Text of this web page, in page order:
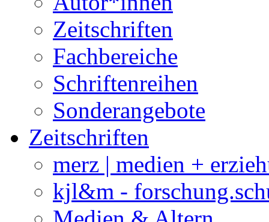
Zeitschriften
Fachbereiche
Schriftenreihen
Sonderangebote
Zeitschriften
merz | medien +
kjl&m -